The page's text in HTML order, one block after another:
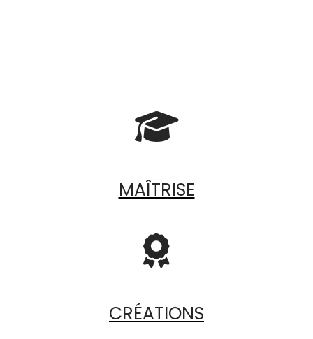

MAÎTRISE

CRÉATIONS